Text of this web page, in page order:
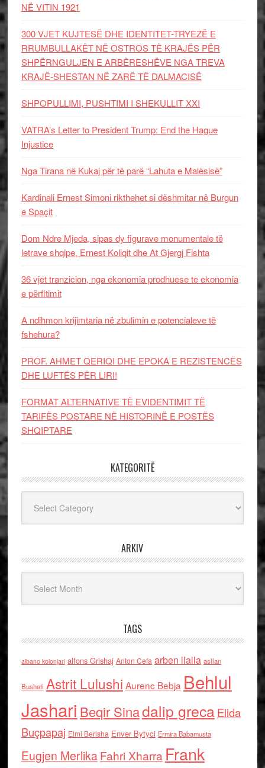
NË VITIN 1921
300 VJET KUJTESË DHE IDENTITET-TRYEZË E
RRUMBULLAKËT NË OSTROS TË KRAJËS PËR
SHPËRNGULJEN E ARBËRESHËVE NGA TREVA
KRAJË-SHESTAN NË ZARË TË DALMACISË
SHPOPULLIMI, PUSHTIMI I SHEKULLIT XXI
VATRA’s Letter to President Trump: End the Hague
Injustice
Nga Tirana në Kukaj për të parë “Lahuta e Malësisë”
Kardinali Ernest Simoni rikthehet si dëshmitar në Burgun
e Spaçit
Dom Ndre Mjeda, sipas dy figurave monumentale të
letrave shqipe, Ernest Koliqit dhe At Gjergj Fishta
36 vjet tranzicion, nga ekonomia prodhuese te ekonomia
e përfitimit
A ndihmon krijimtaria në zbulimin e potencialeve të
fshehura?
PROF. AHMET QERIQI DHE EPOKA E REZISTENCЁS
DHE LUFTЁS PЁR LIRI!
FORMAT ALTERNATIVE TË EVIDENTIMIT TË
TARIFËS POSTARE NË HISTORINË E POSTËS
SHQIPTARE
KATEGORITË
ARKIV
TAGS
albano kolonjari alfons Grishaj Anton Cefa arben llalla asllan
Bushati Astrit Lulushi Aurenc Bebja Behlul
Jashari Beqir Sinadalip grecaElida
Buçpapaj Elmi Berisha Enver Bytyci Ermira Babamusta
Eugjen MerlikaFahri Xharra Frank